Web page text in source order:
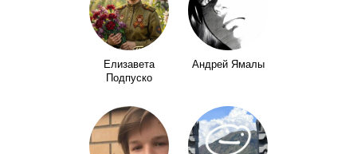
Елизавета
Подпуско
Андрей Ямалы